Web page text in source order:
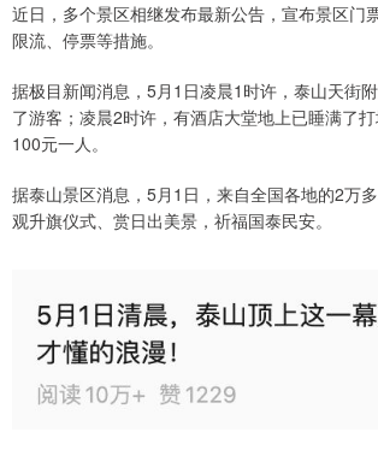
近日，多个景区相继发布最新公告，宣布景区门
限流、停票等措施。
据极目新闻消息，5月1日凌晨1时许，泰山天街
了游客；凌晨2时许，有酒店大堂地上已睡满了
100元一人。
据泰山景区消息，5月1日，来自全国各地的2万
观升旗仪式、赏日出美景，祈福国泰民安。